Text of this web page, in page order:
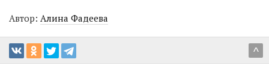
Автор: Алина Фадеева
^